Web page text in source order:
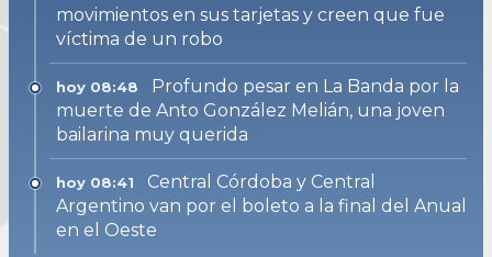
movimientos en sus tarjetas y creen que fue
víctima de un robo
hoy 08:48
Profundo pesar en La Banda por la
muerte de Anto González Melián, una joven
bailarina muy querida
hoy 08:41
Central Córdoba y Central
Argentino van por el boleto a la final del Anual
en el Oeste